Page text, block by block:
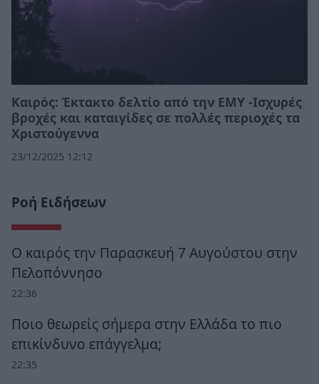
Καιρός: Έκτακτο δελτίο από την ΕΜΥ -Ισχυρές
βροχές και καταιγίδες σε πολλές περιοχές τα
Χριστούγεννα
23/12/2025 12:12
Ροή Ειδήσεων
Ο καιρός την Παρασκευή 7 Αυγούστου στην
Πελοπόννησο
22:36
Ποιο θεωρείς σήμερα στην Ελλάδα το πιο
επικίνδυνο επάγγελμα;
22:35